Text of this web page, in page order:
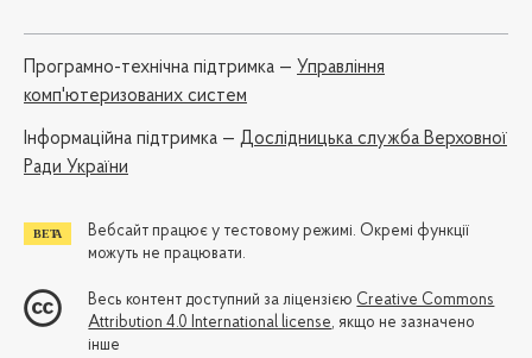
Програмно-технічна підтримка — Управління
комп'ютеризованих систем
Iнформаційна підтримка — Дослідницька служба Верховної
Ради України
Вебсайт працює у тестовому режимі. Окремі функції
можуть не працювати.
Весь контент доступний за ліцензією Creative Commons
Attribution 4.0 International license, якщо не зазначено
інше